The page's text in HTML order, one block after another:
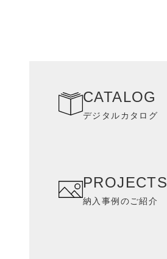
CATALOG
デジタルカタログ
PROJECTS
納入事例のご紹介